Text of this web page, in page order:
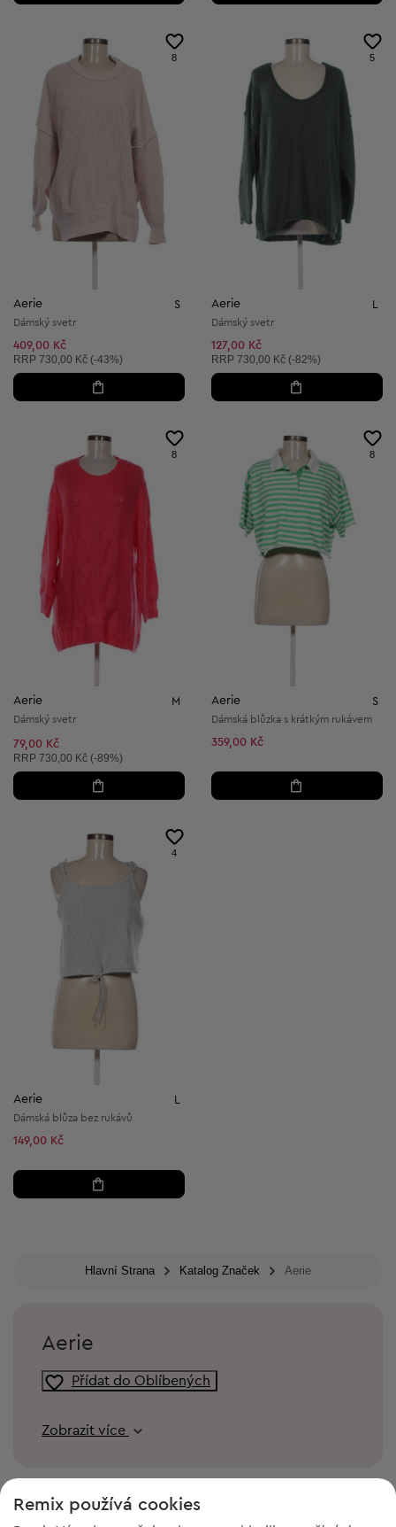
8
Aerie S
Dámský svetr
409,00 Kč
Doporučená cena:
RRP 730,00 Kč (-43%)
5
Aerie L
Dámský svetr
127,00 Kč
Doporučená cena:
RRP 730,00 Kč (-82%)
8
Aerie M
Dámský svetr
79,00 Kč
Doporučená cena:
RRP 730,00 Kč (-89%)
8
Aerie S
Dámská blůzka s krátkým rukávem
359,00 Kč
4
Aerie
Dámská blůza bez rukávů
149,00 Kč
Hlavní Strana Katalog Značek Aerie
Aerie
Přídat do Oblíbených
Zobrazit více
Remix používá cookies